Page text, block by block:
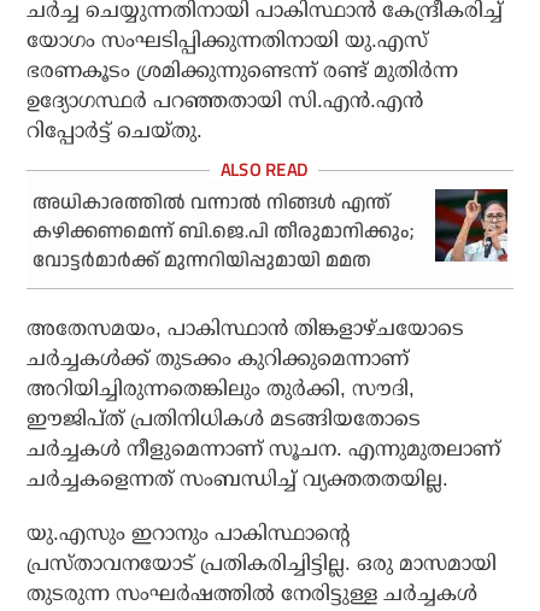
ചര്‍ച്ച ചെയ്യുന്നതിനായി പാകിസ്ഥാന്‍ കേന്ദ്രീകരിച്ച്
യോഗം സംഘടിപ്പിക്കുന്നതിനായി യു.എസ്
ഭരണകൂടം ശ്രമിക്കുന്നുണ്ടെന്ന് രണ്ട് മുതിര്‍ന്ന
ഉദ്യോഗസ്ഥര്‍ പറഞ്ഞതായി സി.എന്‍.എന്‍
റിപ്പോര്‍ട്ട് ചെയ്തു.
അധികാരത്തില്‍ വന്നാല്‍ നിങ്ങള്‍ എന്ത്
കഴിക്കണമെന്ന് ബി.ജെ.പി തീരുമാനിക്കും;
വോട്ടര്‍മാര്‍ക്ക് മുന്നറിയിപ്പുമായി മമത
അതേസമയം, പാകിസ്ഥാന്‍ തിങ്കളാഴ്ചയോടെ
ചര്‍ച്ചകള്‍ക്ക് തുടക്കം കുറിക്കുമെന്നാണ്
അറിയിച്ചിരുന്നതെങ്കിലും തുര്‍ക്കി, സൗദി,
ഈജിപ്ത് പ്രതിനിധികള്‍ മടങ്ങിയതോടെ
ചര്‍ച്ചകള്‍ നീളുമെന്നാണ് സൂചന. എന്നുമുതലാണ്
ചര്‍ച്ചകളെന്നത് സംബന്ധിച്ച് വ്യക്തതതയില്ല.
യു.എസും ഇറാനും പാകിസ്ഥാന്റെ
പ്രസ്താവനയോട് പ്രതികരിച്ചിട്ടില്ല. ഒരു മാസമായി
തുടരുന്ന സംഘര്‍ഷത്തില്‍ നേരിട്ടുള്ള ചര്‍ച്ചകള്‍